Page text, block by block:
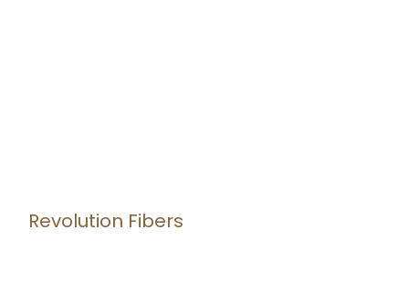
Revolution Fibers